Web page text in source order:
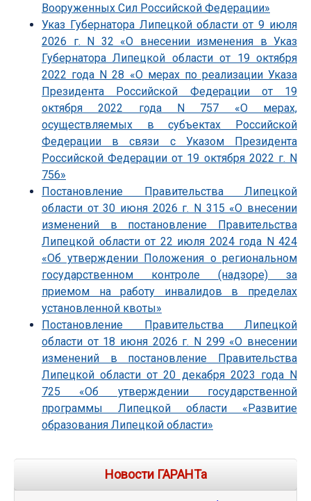
Вооруженных Сил Российской Федерации»
Указ Губернатора Липецкой области от 9 июля
2026 г. N 32 «О внесении изменения в Указ
Губернатора Липецкой области от 19 октября
2022 года N 28 «О мерах по реализации Указа
Президента Российской Федерации от 19
октября 2022 года N 757 «О мерах,
осуществляемых в субъектах Российской
Федерации в связи с Указом Президента
Российской Федерации от 19 октября 2022 г. N
756»
Постановление Правительства Липецкой
области от 30 июня 2026 г. N 315 «О внесении
изменений в постановление Правительства
Липецкой области от 22 июля 2024 года N 424
«Об утверждении Положения о региональном
государственном контроле (надзоре) за
приемом на работу инвалидов в пределах
установленной квоты»
Постановление Правительства Липецкой
области от 18 июня 2026 г. N 299 «О внесении
изменений в постановление Правительства
Липецкой области от 20 декабря 2023 года N
725 «Об утверждении государственной
программы Липецкой области «Развитие
образования Липецкой области»
Новости ГАРАНТа